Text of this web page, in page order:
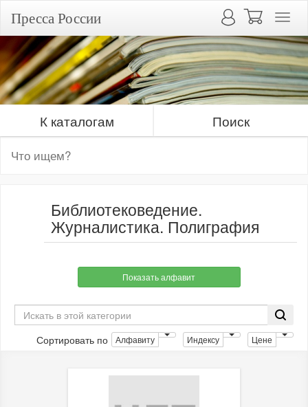
Пресса России
К каталогам Поиск
Библиотековедение.
Журналистика. Полиграфия
Показать алфавит
Сортировать по Алфавиту Индексу Цене